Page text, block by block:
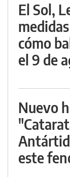
El Sol,
cómo
el 9 de
Nuevo
este